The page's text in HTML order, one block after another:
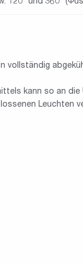
vollständig
kann so an die
Leuchten